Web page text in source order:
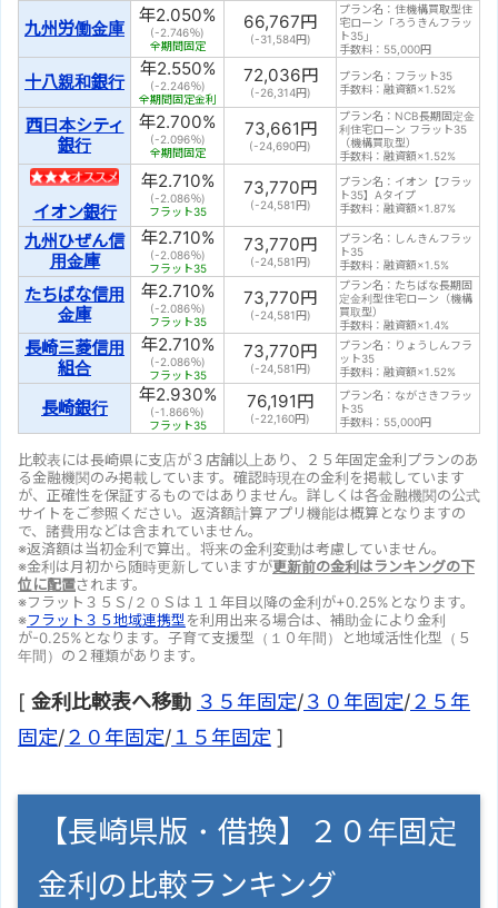
九州労働金庫
年2.050%
(-2.746％)
全期間固定
66,767円
(-31,584円)
プラン名：住機構買取型住
宅ローン「ろうきんフラッ
ト35」
手数料：55,000円
十八親和銀行
年2.550%
(-2.246％)
全期間固定金利
72,036円
(-26,314円)
プラン名：フラット35
手数料：融資額×1.52%
西日本シティ
銀行
年2.700%
(-2.096％)
全期間固定
73,661円
(-24,690円)
プラン名：NCB長期固定金
利住宅ローン フラット35
（機構買取型）
手数料：融資額×1.52%
イオン銀行
年2.710%
(-2.086％)
フラット35
73,770円
(-24,581円)
プラン名：イオン【フラッ
ト35】Aタイプ
手数料：融資額×1.87%
九州ひぜん信
用金庫
年2.710%
(-2.086％)
フラット35
73,770円
(-24,581円)
プラン名：しんきんフラッ
ト35
手数料：融資額×1.5%
たちばな信用
金庫
年2.710%
(-2.086％)
フラット35
73,770円
(-24,581円)
プラン名：たちばな長期固
定金利型住宅ローン（機構
買取型）
手数料：融資額×1.4%
長崎三菱信用
組合
年2.710%
(-2.086％)
フラット35
73,770円
(-24,581円)
プラン名：りょうしんフラ
ット35
手数料：融資額×1.52%
長崎銀行
年2.930%
(-1.866％)
フラット35
76,191円
(-22,160円)
プラン名：ながさきフラッ
ト35
手数料：55,000円
比較表には長崎県に支店が３店舗以上あり、２５年固定金利プランのあ
る金融機関のみ掲載しています。確認時現在の金利を掲載しています
が、正確性を保証するものではありません。詳しくは各金融機関の公式
サイトをご参照ください。返済額計算アプリ機能は概算となりますの
で、諸費用などは含まれていません。
※返済額は当初金利で算出。将来の金利変動は考慮していません。
※金利は月初から随時更新していますが更新前の金利はランキングの下
位に配置されます。
※フラット３５Ｓ/２０Ｓは１１年目以降の金利が+0.25%となります。
※フラット３５地域連携型 を利用出来る場合は、補助金により金利
が-0.25%となります。子育て支援型（１０年間）と地域活性化型（５
年間）の２種類があります。
[ 金利比較表へ移動 ３５年固定/３０年固定/２５年
固定/２０年固定/１５年固定 ]
【長崎県版・借換】２０年固定
金利の比較ランキング